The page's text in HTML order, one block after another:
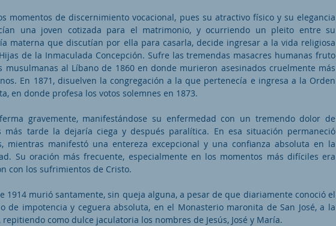
momentos de discernimiento vocacional, pues su atractivo físico y su elegancia
una joven cotizada para el matrimonio, y ocurriendo un pleito entre su
materna que discutían por ella para casarla, decide ingresar a la vida religiosa
de la Inmaculada Concepción. Sufre las tremendas masacres humanas fruto
musulmanas al Líbano de 1860 en donde murieron asesinados cruelmente más
En 1871, disuelven la congregación a la que pertenecía e ingresa a la Orden
en donde profesa los votos solemnes en 1873.
gravemente, manifestándose su enfermedad con un tremendo dolor de
más tarde la dejaría ciega y después paralítica. En esa situación permaneció
mientras manifestó una entereza excepcional y una confianza absoluta en la
Su oración más frecuente, especialmente en los momentos más difíciles era
con los sufrimientos de Cristo.
1914 murió santamente, sin queja alguna, a pesar de que diariamente conoció el
de impotencia y ceguera absoluta, en el Monasterio maronita de San José, a la
repitiendo como dulce jaculatoria los nombres de Jesús, José y María.